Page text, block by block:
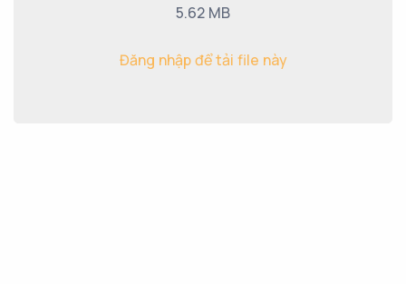
5.62 MB
Đăng nhập để tải file này